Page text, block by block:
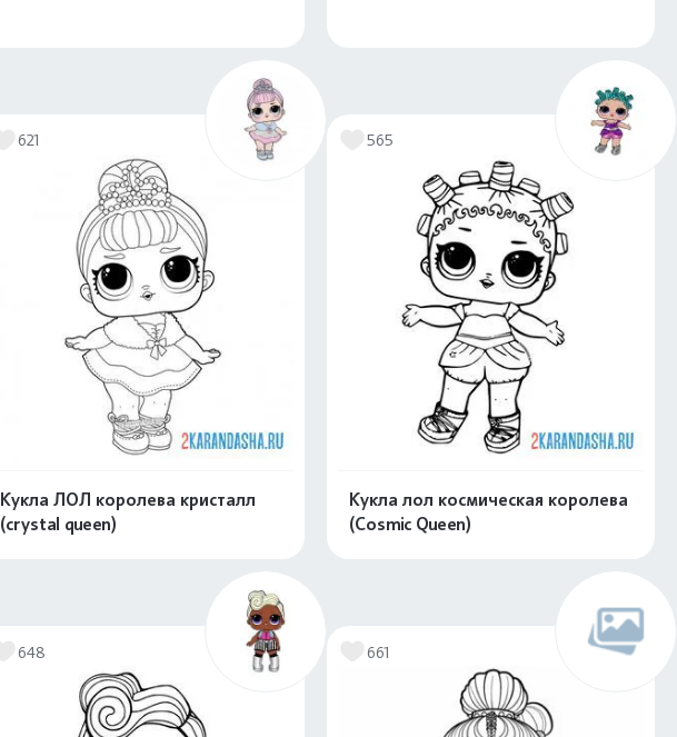
621
Кукла ЛОЛ королева кристалл
(crystal queen)
565
Кукла лол космическая королева
(Cosmic Queen)
648 661